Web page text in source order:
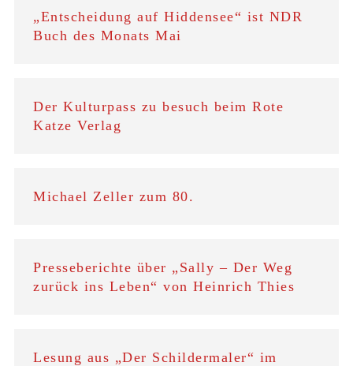
„Entscheidung auf Hiddensee“ ist NDR
Buch des Monats Mai
Der Kulturpass zu besuch beim Rote
Katze Verlag
Michael Zeller zum 80.
Presseberichte über „Sally – Der Weg
zurück ins Leben“ von Heinrich Thies
Lesung aus „Der Schildermaler“ im